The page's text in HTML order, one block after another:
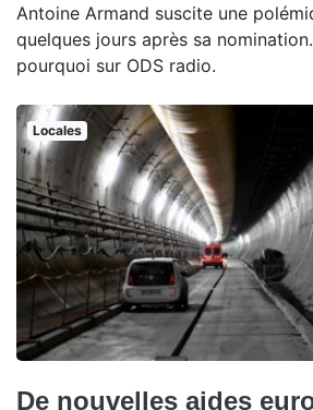
Antoine Armand suscite une
quelques jours après sa
pourquoi sur ODS radio.
Locales
De nouvelles aides